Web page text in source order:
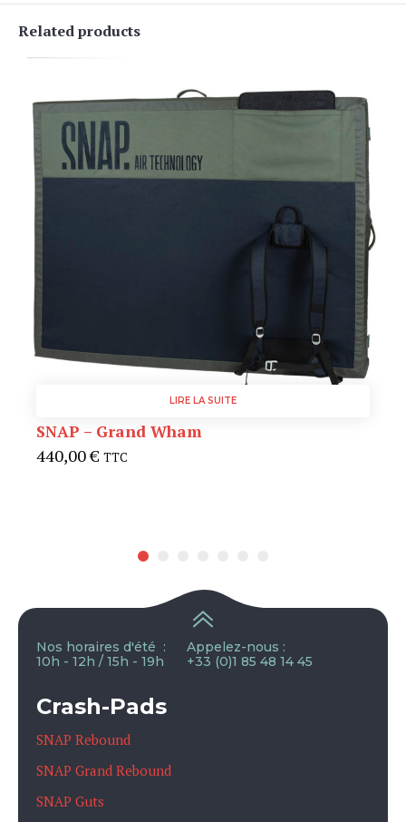
Related products
LIRE LA SUITE
SNAP – Grand Wham
440,00€ TTC
Nos horaires d'été :
10h - 12h / 15h - 19h
Appelez-nous :
+33 (0)1 85 48 14 45
Crash-Pads
SNAP Rebound
SNAP Grand Rebound
SNAP Guts